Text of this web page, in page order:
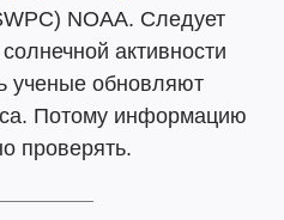
NOAA. Следует
активности
ученые обновляют
Потому информацию
проверять.